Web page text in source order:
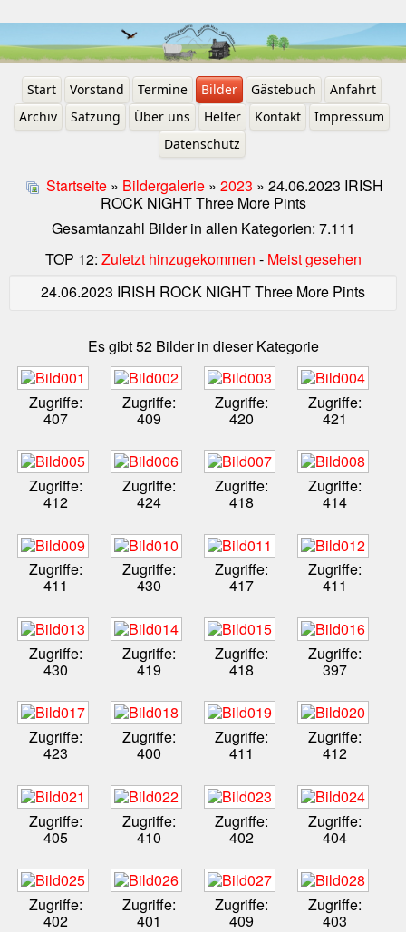
Start Vorstand Termine Bilder Gästebuch
Anfahrt
Archiv
Satzung Über uns Helfer Kontakt
Impressum
Datenschutz
Startseite » Bildergalerie » 2023 » 24.06.2023 IRISH
ROCK NIGHT Three More Pints
Gesamtanzahl Bilder in allen Kategorien: 7.111
TOP 12: Zuletzt hinzugekommen - Meist gesehen
24.06.2023 IRISH ROCK NIGHT Three More Pints
Es gibt 52 Bilder in dieser Kategorie
Zugriffe:
407
Zugriffe:
409
Zugriffe:
420
Zugriffe:
421
Zugriffe:
412
Zugriffe:
424
Zugriffe:
418
Zugriffe:
414
Zugriffe:
411
Zugriffe:
430
Zugriffe:
417
Zugriffe:
411
Zugriffe:
430
Zugriffe:
419
Zugriffe:
418
Zugriffe:
397
Zugriffe:
423
Zugriffe:
400
Zugriffe:
411
Zugriffe:
412
Zugriffe:
405
Zugriffe:
410
Zugriffe:
402
Zugriffe:
404
Zugriffe:
402
Zugriffe:
401
Zugriffe:
409
Zugriffe:
403